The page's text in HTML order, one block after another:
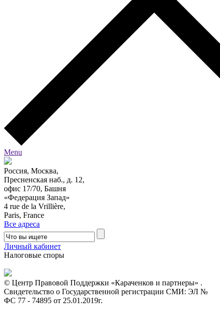
Menu
Россия, Москва,
Пресненская наб., д. 12,
офис 17/70, Башня
«Федерация Запад»
4 rue de la Vrillière,
Paris, France
Все адреса
Личный кабинет
Налоговые споры
© Центр Правовой Поддержки «Караченков и партнеры» .
Свидетельство о Государственной регистрации СМИ: ЭЛ №
ФС 77 - 74895 от 25.01.2019г.